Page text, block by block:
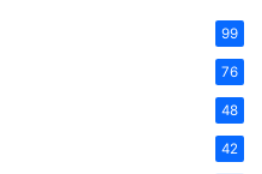
99
76
48
42